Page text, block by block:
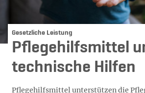
Gesetzliche Leistung
Pflegehilfsmittel
technische Hilfen
Pflegehilfsmittel unterstützen die